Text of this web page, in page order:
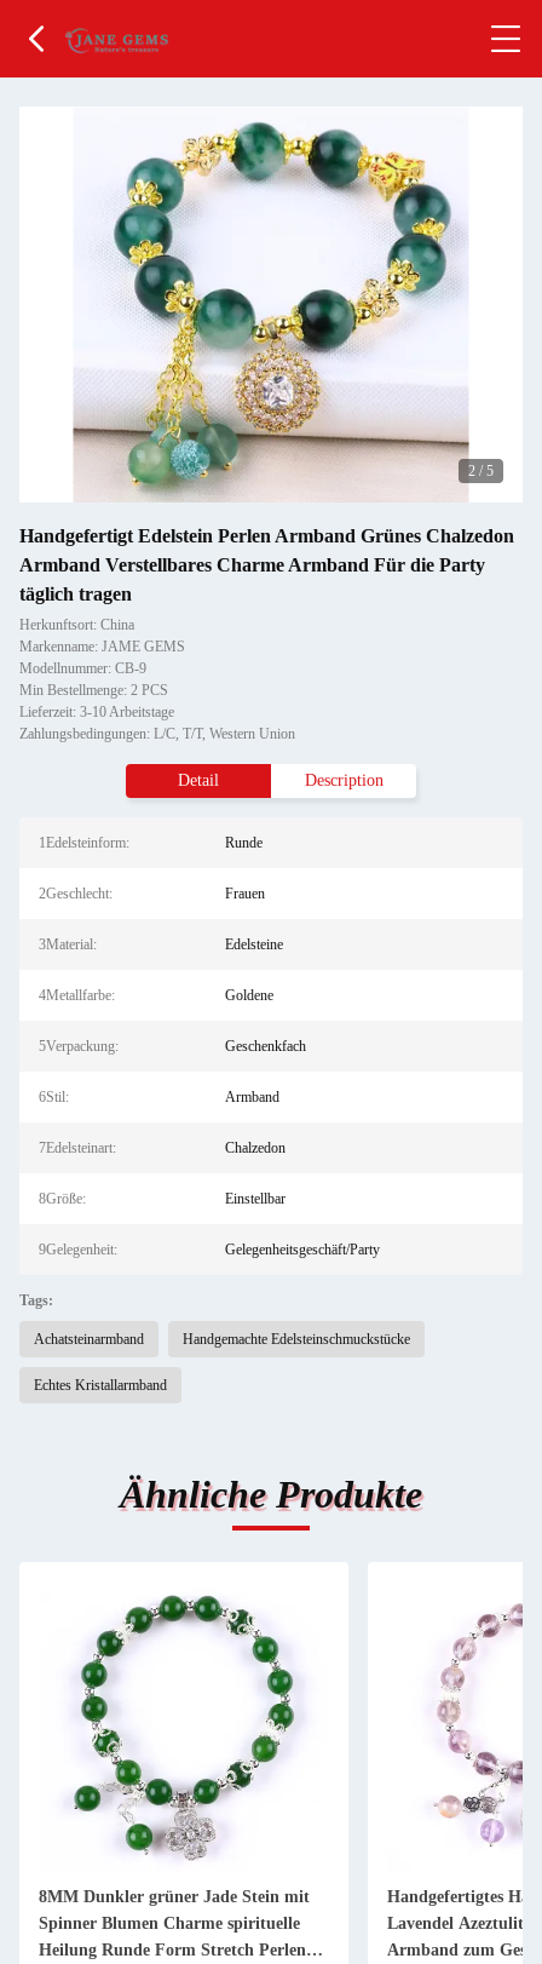
2 / 5
Handgefertigt Edelstein Perlen Armband Grünes Chalzedon
Armband Verstellbares Charme Armband Für die Party
täglich tragen
Herkunftsort: China
Markenname: JAME GEMS
Modellnummer: CB-9
Min Bestellmenge: 2 PCS
Lieferzeit: 3-10 Arbeitstage
Zahlungsbedingungen: L/C, T/T, Western Union
Detail Description
1Edelsteinform: Runde
2Geschlecht: Frauen
3Material: Edelsteine
4Metallfarbe: Goldene
5Verpackung: Geschenkfach
6Stil: Armband
7Edelsteinart: Chalzedon
8Größe: Einstellbar
9Gelegenheit: Gelegenheitsgeschäft/Party
Tags:
Achatsteinarmband Handgemachte Edelsteinschmuckstücke
Echtes Kristallarmband
Ähnliche Produkte
8MM Dunkler grüner Jade Stein mit
Spinner Blumen Charme spirituelle
Heilung Runde Form Stretch Perlen
Handgefertigtes
Lavendel Azeztulit
Armband zum